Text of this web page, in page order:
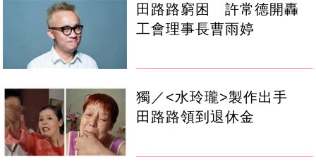
田路路窮困 許常德開轟
工會理事長曹雨婷
獨／<水玲瓏>製作出手
田路路領到退休金